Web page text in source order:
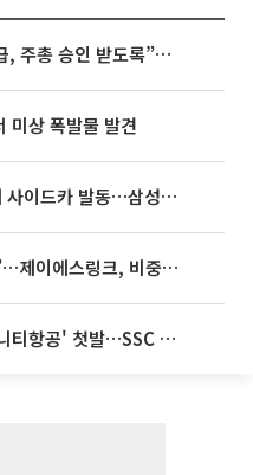
김정관 장관 “반도체 성과급, 주총 승인 받도록”…상법·자본시장법 개정 시사
미상 폭발물 발견
코스피, 장중 5%대 급락에 사이드카 발동…삼성·SK 동반 폭락
트럼프 “자석 사업을 하라”…제이에스링크, 비중국 영구자석 공급망 구축 속도
티웨이항공, 새 이름 '트리니티항공' 첫발…SSC 전략 본격화